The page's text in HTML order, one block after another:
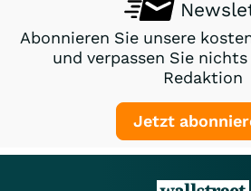
Abonnieren Sie unsere
und verpassen Sie
Redaktion
Jetzt